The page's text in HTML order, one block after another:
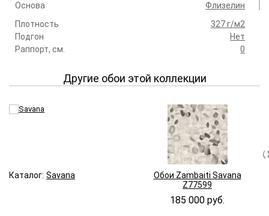
Основа
Флизелин
Плотность
327 г/м2
Подгон
Нет
Раппорт, см.
0
Другие обои этой коллекции
Каталог: Savana
Обои Zambaiti Savana
Z77599
185 000 руб.